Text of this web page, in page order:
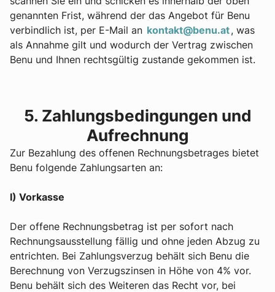
genannten Frist, während der das Angebot für Benu
verbindlich ist, per E-Mail an kontakt@benu.at, was
als Annahme gilt und wodurch der Vertrag zwischen
Benu und Ihnen rechtsgültig zustande gekommen ist.
5. Zahlungsbedingungen und
Aufrechnung
Zur Bezahlung des offenen Rechnungsbetrages bietet
Benu folgende Zahlungsarten an:
I) Vorkasse
Der offene Rechnungsbetrag ist per sofort nach
Rechnungsausstellung fällig und ohne jeden Abzug zu
entrichten. Bei Zahlungsverzug behält sich Benu die
Berechnung von Verzugszinsen in Höhe von 4% vor.
Benu behält sich des Weiteren das Recht vor, bei